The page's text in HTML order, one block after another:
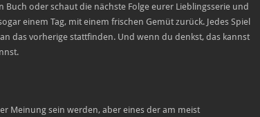
Buch oder schaut die nächste Folge eurer Lieblingsserie und
einem Tag, mit einem frischen Gemüt zurück. Jedes Spiel
das vorherige stattfinden. Und wenn du denkst, das kannst
Meinung sein werden, aber eines der am meist